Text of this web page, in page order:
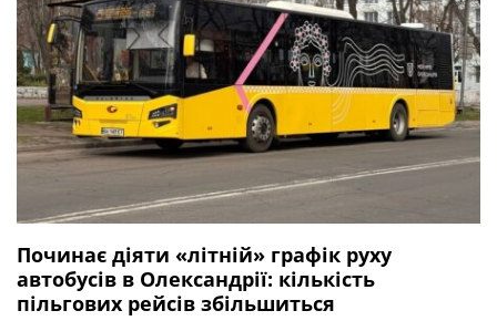
Починає діяти «літній» графік руху
автобусів в Олександрії: кількість
пільгових рейсів збільшиться